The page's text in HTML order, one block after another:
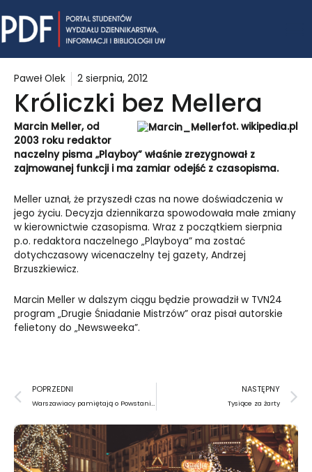
to
content
Paweł Olek 2 sierpnia, 2012
Króliczki bez Mellera
fot. wikipedia.pl
Marcin Meller, od
2003 roku redaktor
naczelny pisma „Playboy” właśnie zrezygnował z
zajmowanej funkcji i ma zamiar odejść z czasopisma.
Meller uznał, że przyszedł czas na nowe doświadczenia w
jego życiu. Decyzja dziennikarza spowodowała małe zmiany
w kierownictwie czasopisma. Wraz z początkiem sierpnia
p.o. redaktora naczelnego „Playboya” ma zostać
dotychczasowy wicenaczelny tej gazety, Andrzej
Brzuszkiewicz.
Marcin Meller w dalszym ciągu będzie prowadził w TVN24
program „Drugie Śniadanie Mistrzów” oraz pisał autorskie
felietony do „Newsweeka”.
Prev
POPRZEDNI
Warszawiacy pamiętają o Powstaniu
NASTĘPNY
Tysiące za żarty